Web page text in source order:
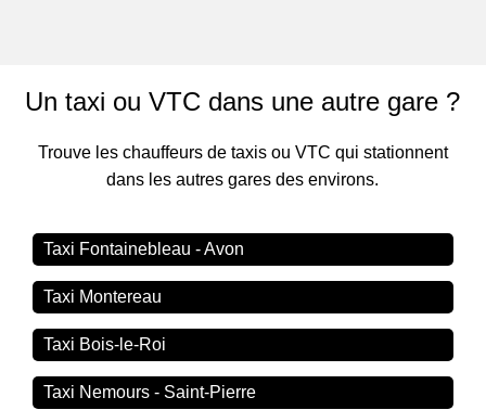
Un taxi ou VTC dans une autre gare ?
Trouve les chauffeurs de taxis ou VTC qui stationnent
dans les autres gares des environs.
Taxi Fontainebleau - Avon
Taxi Montereau
Taxi Bois-le-Roi
Taxi Nemours - Saint-Pierre